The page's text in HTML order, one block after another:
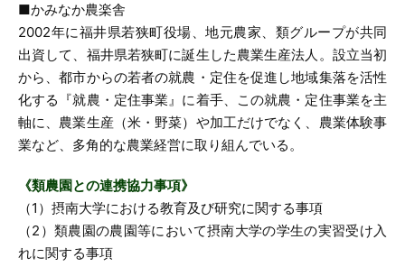
■かみなか農楽舎
2002年に福井県若狭町役場、地元農家、類グループが共同
出資して、福井県若狭町に誕生した農業生産法人。設立当初
から、都市からの若者の就農・定住を促進し地域集落を活性
化する『就農・定住事業』に着手、この就農・定住事業を主
軸に、農業生産（米・野菜）や加工だけでなく、農業体験事
業など、多角的な農業経営に取り組んでいる。
《類農園との連携協力事項》
（1）摂南大学における教育及び研究に関する事項
（2）類農園の農園等において摂南大学の学生の実習受け入
れに関する事項